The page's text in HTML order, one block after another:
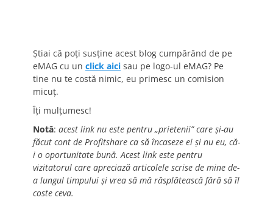
Știai că poți susține acest blog cumpărând de pe
eMAG cu un click aici sau pe logo-ul eMAG? Pe
tine nu te costă nimic, eu primesc un comision
micuț.
Îți mulțumesc!
Notă: acest link nu este pentru „prietenii” care și-au
făcut cont de Profitshare ca să încaseze ei și nu eu, că-
i o oportunitate bună. Acest link este pentru
vizitatorul care apreciază articolele scrise de mine de-
a lungul timpului și vrea să mă răsplătească fără să îl
coste ceva.